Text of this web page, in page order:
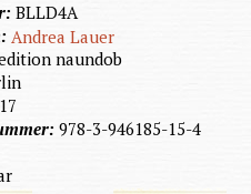
BLLD4A
Andrea Lauer
naundob
978-3-946185-15-4